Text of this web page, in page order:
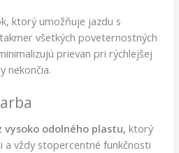
ktorý umožňuje jazdu s
všetkých poveternostných
prievan pri rýchlejšej
nekončia.
vysoko odolného plastu, ktorý
a vždy stopercentné funkčnosti